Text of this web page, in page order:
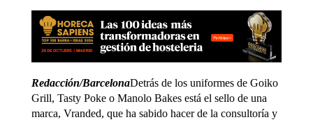
Redacción/BarcelonaDetrás de los uniformes de Goiko
Grill, Tasty Poke o Manolo Bakes está el sello de una
marca, Vranded, que ha sabido hacer de la consultoría y